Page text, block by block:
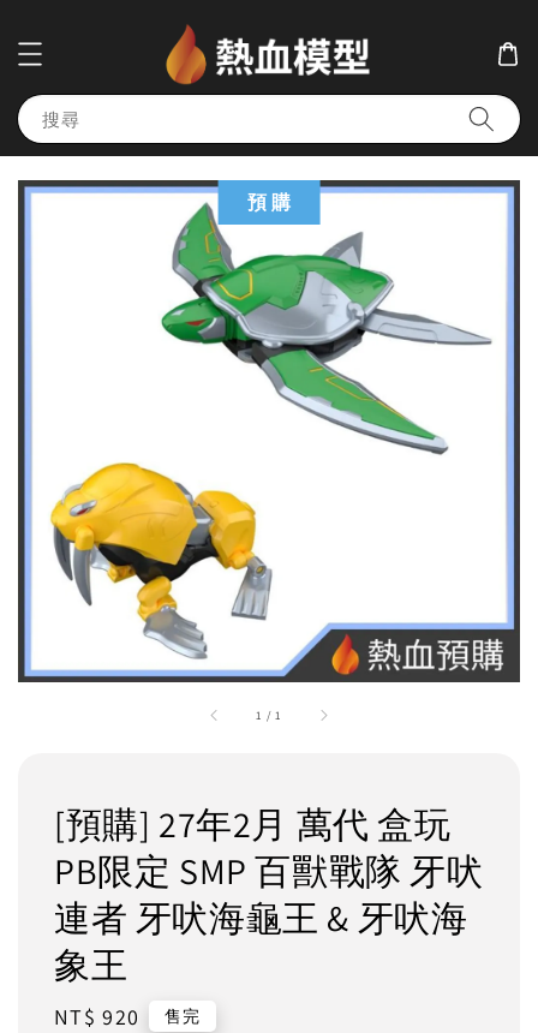
搜尋
1 / 1
預 購
[預購] 27年2月 萬代 盒玩
PB限定 SMP 百獸戰隊 牙吠
連者 牙吠海龜王 & 牙吠海
象王
Regular
NT$ 920 售完